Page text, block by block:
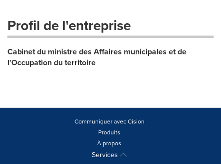
Profil de l'entreprise
Cabinet du ministre des Affaires municipales et de
l'Occupation du territoire
Communiquer avec Cision
Produits
À propos
Services